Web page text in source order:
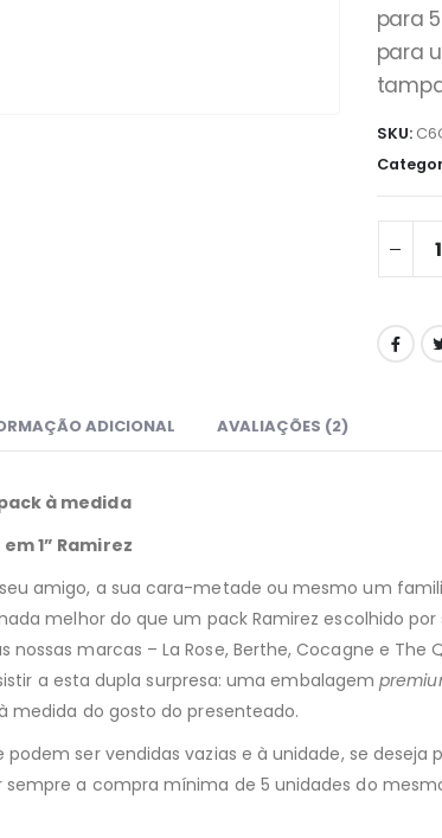
para
para
SKU:
ADICIONAL AVALIAÇÕES (2)
à medida
1” Ramirez
amigo, a sua cara-metade ou mesmo um
melhor do que um pack Ramirez escolhido
nossas marcas – La Rose, Berthe, Cocagne e
a esta dupla surpresa: uma embalagem
medida do gosto do presenteado.
ser vendidas vazias e à unidade, se deseja
sempre a compra mínima de 5 unidades do